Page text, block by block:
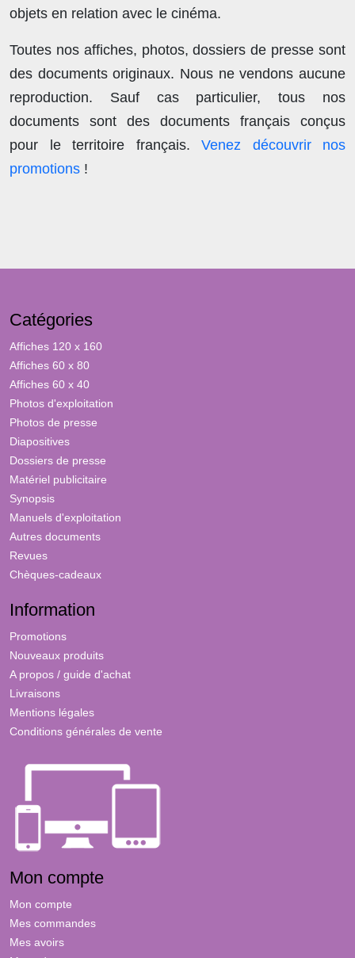
objets en relation avec le cinéma.
Toutes nos affiches, photos, dossiers de presse sont
des documents originaux. Nous ne vendons aucune
reproduction. Sauf cas particulier, tous nos
documents sont des documents français conçus
pour le territoire français. Venez découvrir nos
promotions !
Catégories
Affiches 120 x 160
Affiches 60 x 80
Affiches 60 x 40
Photos d'exploitation
Photos de presse
Diapositives
Dossiers de presse
Matériel publicitaire
Synopsis
Manuels d'exploitation
Autres documents
Revues
Chèques-cadeaux
Information
Promotions
Nouveaux produits
A propos / guide d'achat
Livraisons
Mentions légales
Conditions générales de vente
Mon compte
Mon compte
Mes commandes
Mes avoirs